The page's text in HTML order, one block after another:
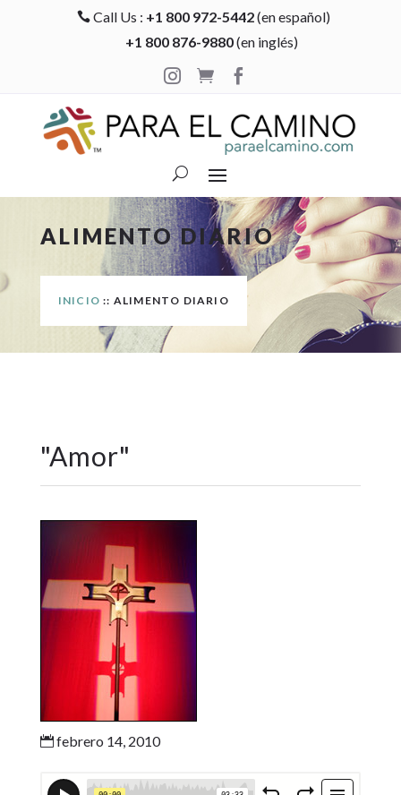
 Call Us : +1 800 972-5442(en español)
+1 800 876-9880(en inglés)

 
ALIMENTO DIARIO
INICIO :: ALIMENTO DIARIO
"Amor"
febrero 14, 2010